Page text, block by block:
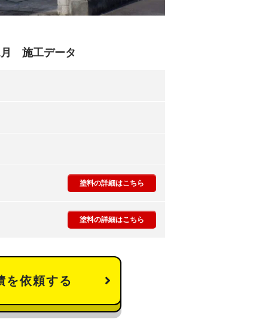
施工データ
塗料の詳細はこちら
塗料の詳細はこちら
を依頼する